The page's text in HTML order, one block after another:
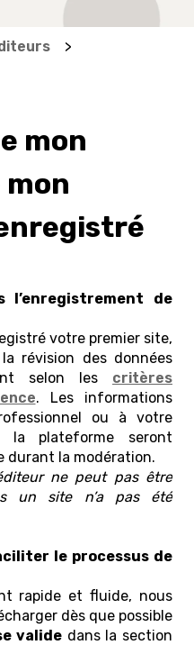
mon
l’enregistrement de
votre premier site,
révision des données
selon les critères
. Les informations
ou à votre
la plateforme seront
durant la modération.
ne peut pas être
un site n’a pas été
le processus de
rapide et fluide, nous
dès que possible
valide dans la section